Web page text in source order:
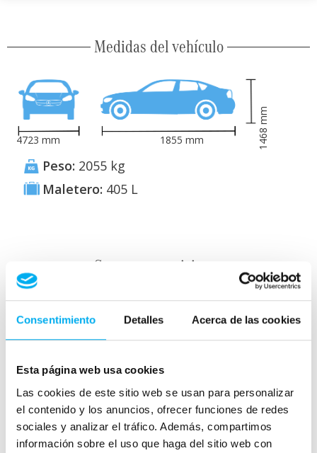
Consentimiento Detalles Acerca de las cookies
Esta página web usa cookies
Las cookies de este sitio web se usan para personalizar
el contenido y los anuncios, ofrecer funciones de redes
sociales y analizar el tráfico. Además, compartimos
información sobre el uso que haga del sitio web con
Medidas del vehículo
1468
mm
4723 mm 1855 mm
Peso: 2055 kg
Maletero: 405 L
Consumo y emisiones
- L/100
URBANO
- L/100
EXTRAURBANO